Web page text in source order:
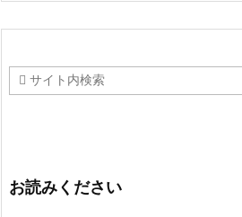
お読みください